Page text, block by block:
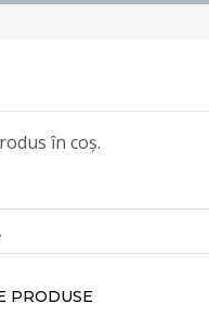
în coș.
PRODUSE